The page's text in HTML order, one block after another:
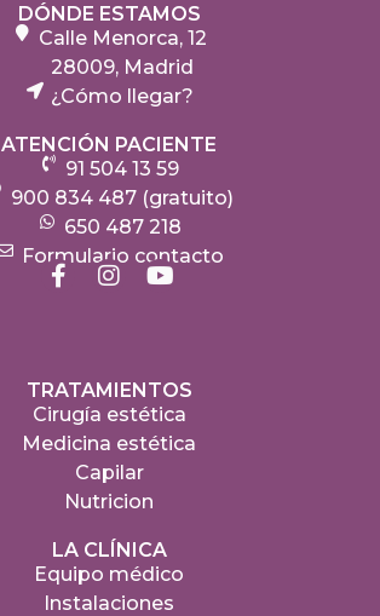
DÓNDE ESTAMOS
Calle Menorca, 12
28009, Madrid
¿Cómo llegar?
ATENCIÓN PACIENTE
91 504 13 59
900 834 487 (gratuito)
650 487 218
Formulario contacto
TRATAMIENTOS
Cirugía estética
Medicina estética
Capilar
Nutricion
LA CLÍNICA
Equipo médico
Instalaciones